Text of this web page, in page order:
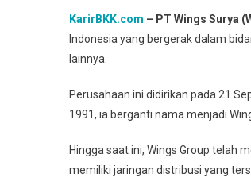
KarirBKK.com – PT Wings Surya
Indonesia yang bergerak dalam
lainnya.
Perusahaan ini didirikan pada 21
1991, ia berganti nama menjadi
Hingga saat ini, Wings Group telah
memiliki jaringan distribusi yang